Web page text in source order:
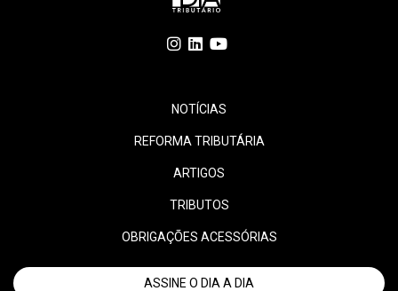
NOTÍCIAS
REFORMA TRIBUTÁRIA
ARTIGOS
TRIBUTOS
OBRIGAÇÕES ACESSÓRIAS
ASSINE O DIA A DIA